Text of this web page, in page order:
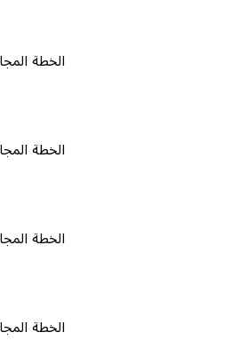
الخطة المجانية ٠
الخطة المجانية ٠
الخطة المجانية ٠
الخطة المجانية ٠